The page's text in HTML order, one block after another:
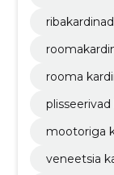
ribakardinad
rooma
plisseerivad
mootoriga
veneetsia